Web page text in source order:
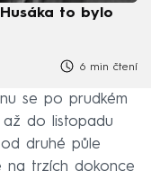
to bylo
6 min čtení
se po prudkém
až do listopadu
druhé půle
na trzích dokonce